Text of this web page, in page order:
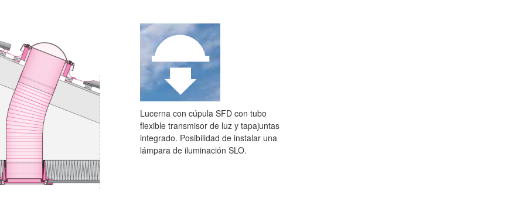
Lucerna con cúpula SFD con tubo
flexible transmisor de luz y tapajuntas
integrado. Posibilidad de instalar una
lámpara de iluminación SLO.